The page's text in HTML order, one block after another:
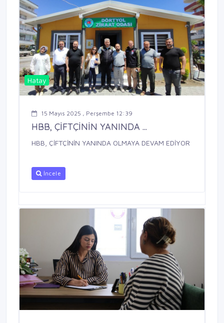
Hatay
15 Mayıs 2025 , Perşembe 12:39
HBB, ÇİFTÇİNİN YANINDA ...
HBB, ÇİFTÇİNİN YANINDA OLMAYA DEVAM EDİYOR
İncele